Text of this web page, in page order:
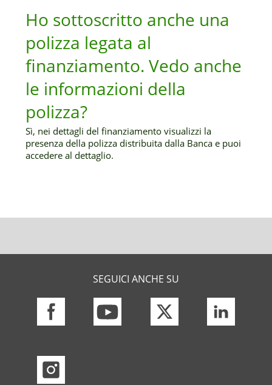
Ho sottoscritto anche una
polizza legata al
finanziamento. Vedo anche
le informazioni della
polizza?
Sì, nei dettagli del finanziamento visualizzi la
presenza della polizza distribuita dalla Banca e puoi
accedere al dettaglio.
SEGUICI ANCHE SU